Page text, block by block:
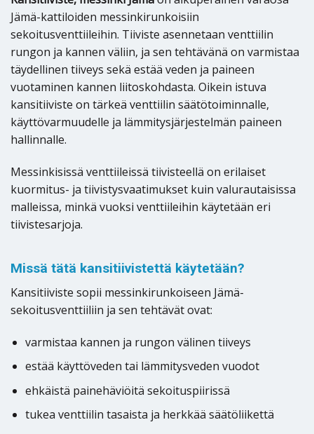
Jämä-kattiloiden messinkirunkoisiin
sekoitusventtiileihin. Tiiviste asennetaan venttiilin
rungon ja kannen väliin, ja sen tehtävänä on varmistaa
täydellinen tiiveys sekä estää veden ja paineen
vuotaminen kannen liitoskohdasta. Oikein istuva
kansitiiviste on tärkeä venttiilin säätötoiminnalle,
käyttövarmuudelle ja lämmitysjärjestelmän paineen
hallinnalle.
Messinkisissä venttiileissä tiivisteellä on erilaiset
kuormitus- ja tiivistysvaatimukset kuin valurautaisissa
malleissa, minkä vuoksi venttiileihin käytetään eri
tiivistesarjoja.
Missä tätä kansitiivistettä käytetään?
Kansitiiviste sopii messinkirunkoiseen Jämä-
sekoitusventtiiliin ja sen tehtävät ovat:
varmistaa kannen ja rungon välinen tiiveys
estää käyttöveden tai lämmitysveden vuodot
ehkäistä painehäviöitä sekoituspiirissä
tukea venttiilin tasaista ja herkkää säätöliikettä